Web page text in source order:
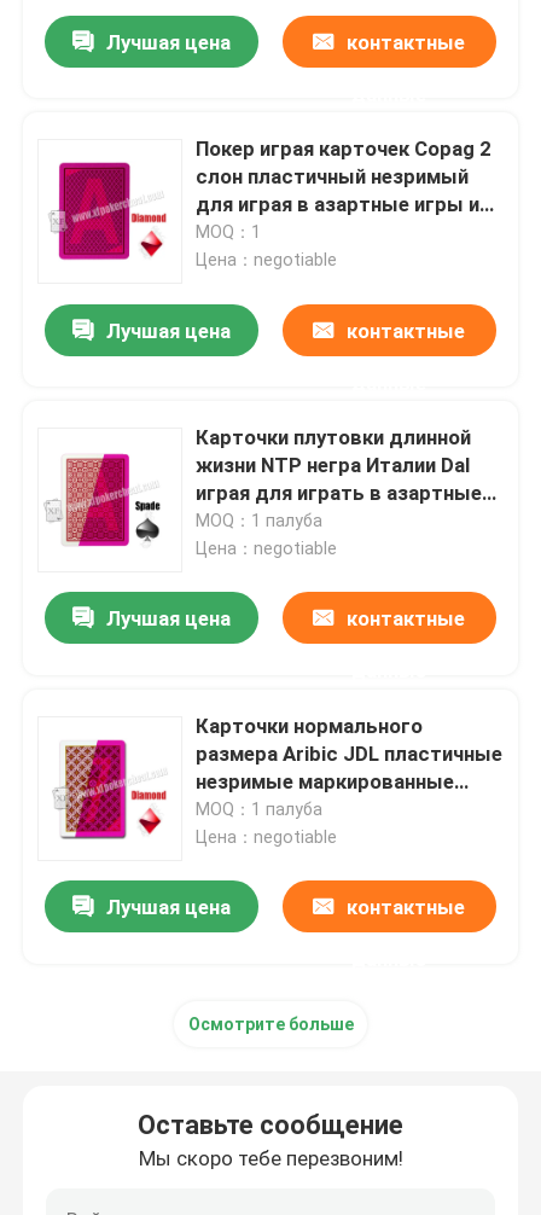
Лучшая цена контактные
Покер играя карточек Copag 2
слон пластичный незримый
для играя в азартные игры игр
казино плутовки
MOQ：1
Цена：negotiable
Лучшая цена контактные
Карточки плутовки длинной
жизни NTP негра Италии Dal
играя для играть в азартные
игры
MOQ：1 палуба
Цена：negotiable
Лучшая цена контактные
Карточки нормального
размера Aribic JDL пластичные
незримые маркированные
играя для контактных линзов
MOQ：1 палуба
Цена：negotiable
Лучшая цена контактные
Осмотрите больше
Оставьте сообщение
Мы скоро тебе перезвоним!